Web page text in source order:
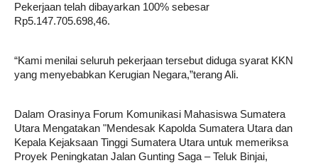
Pekerjaan telah dibayarkan 100% sebesar
Rp5.147.705.698,46.
“Kami menilai seluruh pekerjaan tersebut diduga syarat KKN
yang menyebabkan Kerugian Negara,”terang Ali.
Dalam Orasinya Forum Komunikasi Mahasiswa Sumatera
Utara Mengatakan "Mendesak Kapolda Sumatera Utara dan
Kepala Kejaksaan Tinggi Sumatera Utara untuk memeriksa
Proyek Peningkatan Jalan Gunting Saga – Teluk Binjai,